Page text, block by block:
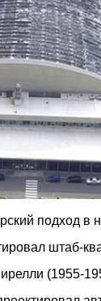
подход в
(1955-